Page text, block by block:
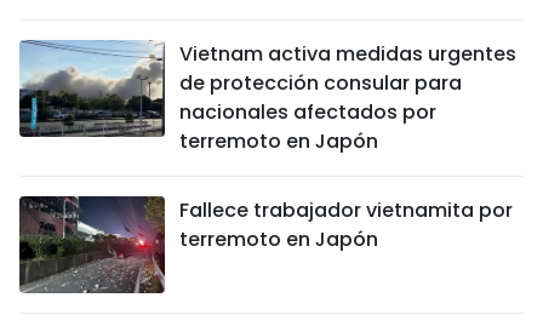
Vietnam activa medidas urgentes
de protección consular para
nacionales afectados por
terremoto en Japón
Fallece trabajador vietnamita por
terremoto en Japón